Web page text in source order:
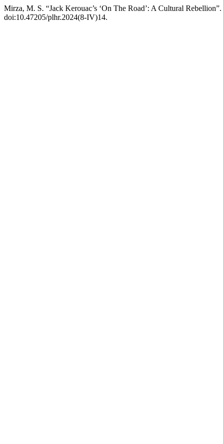
Mirza, M. S. “Jack Kerouac’s ‘On The Road’: A Cultural Rebellion”.
doi:10.47205/plhr.2024(8-IV)14.